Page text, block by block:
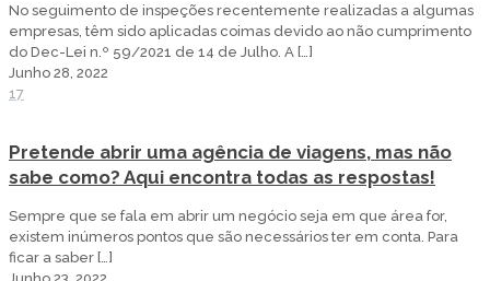
No seguimento de inspeções recentemente realizadas a algumas
empresas, têm sido aplicadas coimas devido ao não cumprimento
do Dec-Lei n.º 59/2021 de 14 de Julho. A […]
Junho 28, 2022
17
Pretende abrir uma agência de viagens, mas não
sabe como? Aqui encontra todas as respostas!
Sempre que se fala em abrir um negócio seja em que área for,
existem inúmeros pontos que são necessários ter em conta. Para
ficar a saber […]